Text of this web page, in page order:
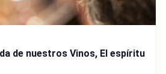
de nuestros Vinos, El espíritu